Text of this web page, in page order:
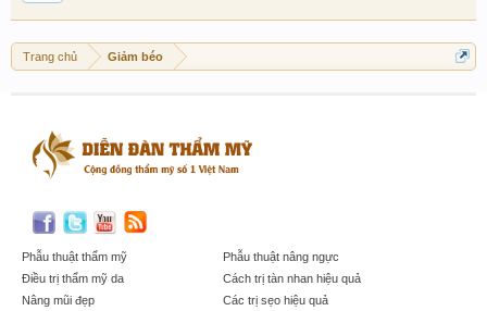
Trang chủ Giảm béo
Phẫu thuật thẩm mỹ
Điều trị thẩm mỹ da
Nâng mũi đẹp
Phẫu thuật nâng ngực
Cách trị tàn nhan hiệu quả
Các trị sẹo hiệu quả